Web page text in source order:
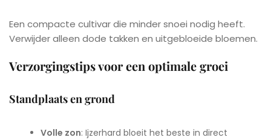
Een compacte cultivar die minder snoei nodig heeft.
Verwijder alleen dode takken en uitgebloeide bloemen.
Verzorgingstips voor een optimale groei
Standplaats en grond
Volle zon: Ijzerhard bloeit het beste in direct